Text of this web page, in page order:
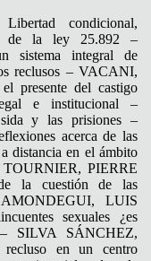
condicional,
de la ley 25.892 –
sistema integral de
reclusos – VACANI,
presente del castigo
e institucional –
y las prisiones –
acerca de las
distancia en el ámbito
TOURNIER, PIERRE
la cuestión de las
LUIS
sexuales ¿es
– SILVA SÁNCHEZ,
en un centro